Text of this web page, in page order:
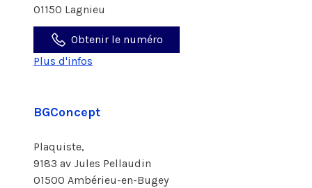
01150 Lagnieu
Obtenir le numéro
Plus d'infos
BGConcept
Plaquiste,
9183 av Jules Pellaudin
01500 Ambérieu-en-Bugey